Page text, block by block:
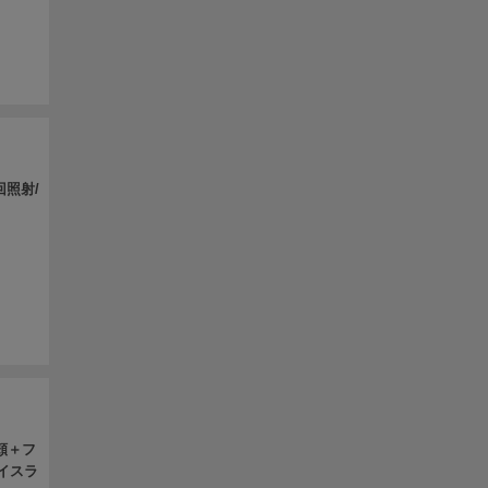
照射/
＋フ
スラ